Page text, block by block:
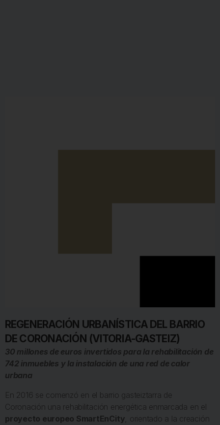
REGENERACIÓN URBANÍSTICA DEL BARRIO
DE CORONACIÓN (VITORIA-GASTEIZ)
30 millones de euros invertidos para la rehabilitación de
742 inmuebles y la instalación de una red de calor
urbana
En 2016 se comenzó en el barrio gasteiztarra de
Coronación una rehabilitación energética enmarcada en el
proyecto europeo SmartEnCity, orientado a la creación